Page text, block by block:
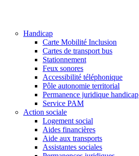
Handicap
Carte Mobilité Inclusion
Cartes de transport bus
Stationnement
Feux sonores
Accessibilité téléphonique
Pôle autonomie territorial
Permanence juridique handicap
Service PAM
Action sociale
Logement social
Aides financières
Aide aux transports
Assistantes sociales